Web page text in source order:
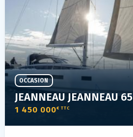
JEANNEAU JEANNEAU 65
1 450 000€ TTC
OCCASION